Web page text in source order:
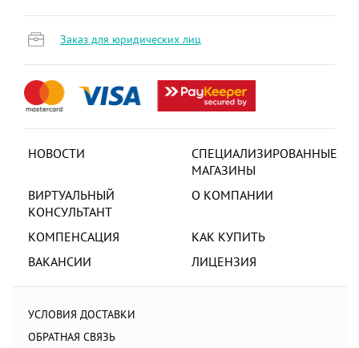
НОВОСТИ
СПЕЦИАЛИЗИРОВАННЫЕ
МАГАЗИНЫ
ВИРТУАЛЬНЫЙ
КОНСУЛЬТАНТ
О КОМПАНИИ
КОМПЕНСАЦИЯ
КАК КУПИТЬ
ВАКАНСИИ
ЛИЦЕНЗИЯ
УСЛОВИЯ ДОСТАВКИ
ОБРАТНАЯ СВЯЗЬ
Заказ для юридических лиц